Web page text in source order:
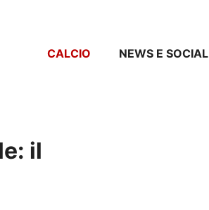
CALCIO NEWS E SOCIAL
il